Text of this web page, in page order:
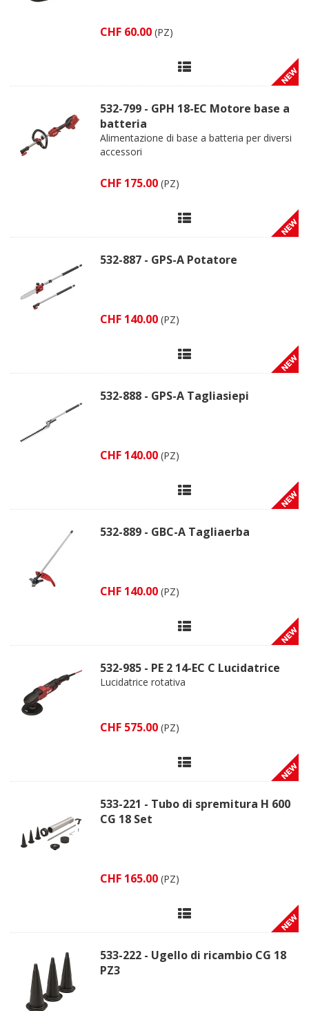
CHF 60.00 (PZ)
532-799 - GPH 18-EC Motore base a
batteria
Alimentazione di base a batteria per diversi
accessori
CHF 175.00 (PZ)
532-887 - GPS-A Potatore
CHF 140.00 (PZ)
532-888 - GPS-A Tagliasiepi
CHF 140.00 (PZ)
532-889 - GBC-A Tagliaerba
CHF 140.00 (PZ)
532-985 - PE 2 14-EC C Lucidatrice
Lucidatrice rotativa
CHF 575.00 (PZ)
533-221 - Tubo di spremitura H 600
CG 18 Set
CHF 165.00 (PZ)
533-222 - Ugello di ricambio CG 18
PZ3